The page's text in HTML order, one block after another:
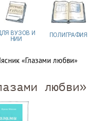
ВУЗОВ И
НИИ
ПОЛИГРАФИЯ
«Глазами любви»
любви»